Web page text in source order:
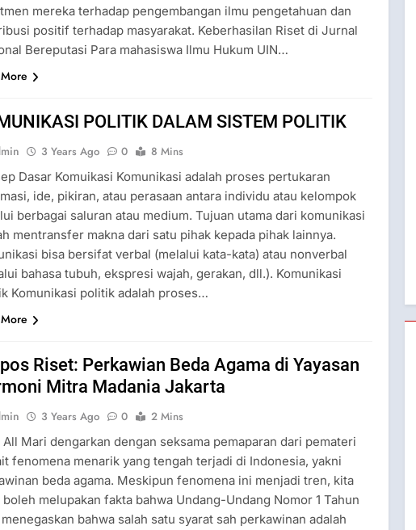
mereka terhadap pengembangan ilmu pengetahuan dan
positif terhadap masyarakat. Keberhasilan Riset di Jurnal
Bereputasi Para mahasiswa Ilmu Hukum UIN…
POLITIK DALAM SISTEM POLITIK
3 Years Ago 0
8 Mins
Dasar Komuikasi Komunikasi adalah proses pertukaran
ide, pikiran, atau perasaan antara individu atau kelompok
berbagai saluran atau medium. Tujuan utama dari komunikasi
mentransfer makna dari satu pihak kepada pihak lainnya.
bisa bersifat verbal (melalui kata-kata) atau nonverbal
bahasa tubuh, ekspresi wajah, gerakan, dll.). Komunikasi
Komunikasi politik adalah proses…
Riset: Perkawian Beda Agama di Yayasan
Mitra Madania Jakarta
3 Years Ago 0
2 Mins
All Mari dengarkan dengan seksama pemaparan dari pemateri
fenomena menarik yang tengah terjadi di Indonesia, yakni
beda agama. Meskipun fenomena ini menjadi tren, kita
boleh melupakan fakta bahwa Undang-Undang Nomor 1 Tahun
menegaskan bahwa salah satu syarat sah perkawinan adalah